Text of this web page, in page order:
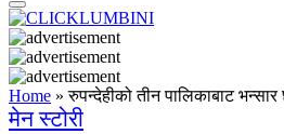
Home »रुपन्देहीको तीन पालिकाबाट
मेन स्टोरी